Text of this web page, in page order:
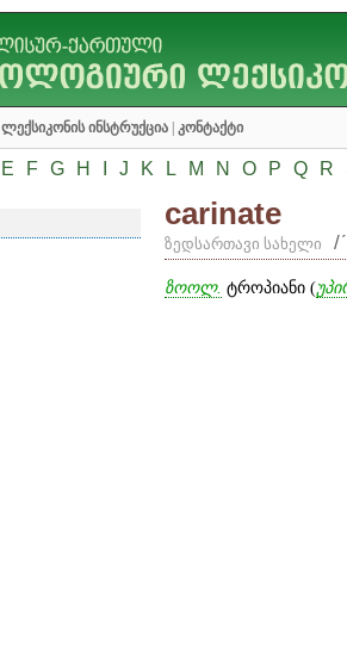
ლექსიკონის ინსტრუქცია კონტაქტი
E F G H J K L M N O P Q R
carinate
ზედსართავი სახელი /
ზოოლ. ტროპიანი (